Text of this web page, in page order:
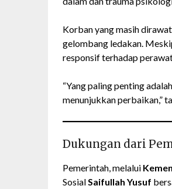
Korban yang masih
gelombang ledakan.
responsif terhadap
“Yang paling penting
menunjukkan perbaikan,”
Dukungan dari
Pemerintah, melalui
SosialSaifullah Yusuf